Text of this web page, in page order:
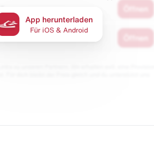
App herunterladen
Für iOS & Android